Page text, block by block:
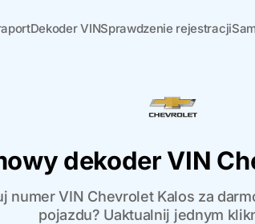
Dekoder VINSprawdzenie rejestracji
dekoder VIN
numer VIN Chevrolet Kalos za
pojazdu? Uaktualnij jednym